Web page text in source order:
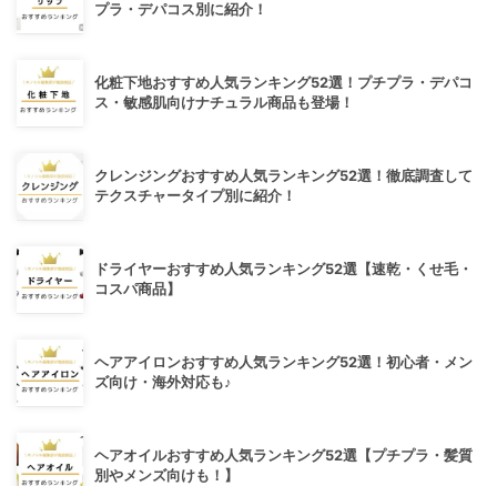
プラ・デパコス別に紹介！
化粧下地おすすめ人気ランキング52選！プチプラ・デパコ
ス・敏感肌向けナチュラル商品も登場！
クレンジングおすすめ人気ランキング52選！徹底調査して
テクスチャータイプ別に紹介！
ドライヤーおすすめ人気ランキング52選【速乾・くせ毛・
コスパ商品】
ヘアアイロンおすすめ人気ランキング52選！初心者・メン
ズ向け・海外対応も♪
ヘアオイルおすすめ人気ランキング52選【プチプラ・髪質
別やメンズ向けも！】